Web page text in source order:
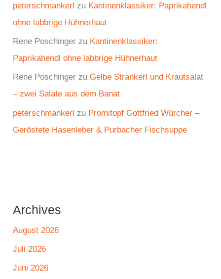
peterschmankerl zu Kantinenklassiker: Paprikahendl
ohne labbrige Hühnerhaut
Rene Poschinger zu Kantinenklassiker:
Paprikahendl ohne labbrige Hühnerhaut
Rene Poschinger zuGelbe Strankerl und Krautsalat
– zwei Salate aus dem Banat
peterschmankerl zu Promitopf Gottfried Würcher –
Geröstete Hasenleber & Purbacher Fischsuppe
Archives
August 2026
Juli 2026
Juni 2026